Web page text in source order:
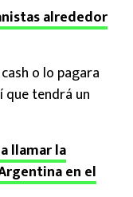
alrededor
o lo pagara
que tendrá un
llamar la
en el